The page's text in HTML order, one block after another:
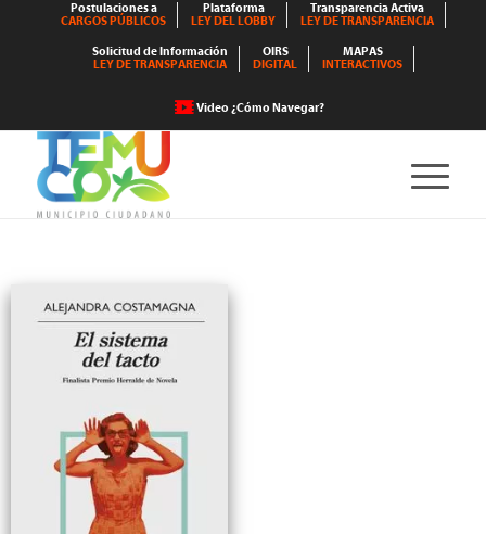
Postulaciones a
CARGOS PÚBLICOS
Plataforma
LEY DEL LOBBY
Transparencia Activa
LEY DE TRANSPARENCIA
Solicitud de Información
LEY DE TRANSPARENCIA
OIRS
DIGITAL
MAPAS
INTERACTIVOS
Video ¿Cómo Navegar?